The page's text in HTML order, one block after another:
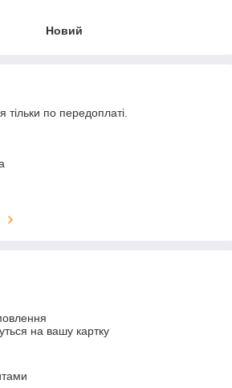
Новий
тільки по передоплаті.
на вашу картку